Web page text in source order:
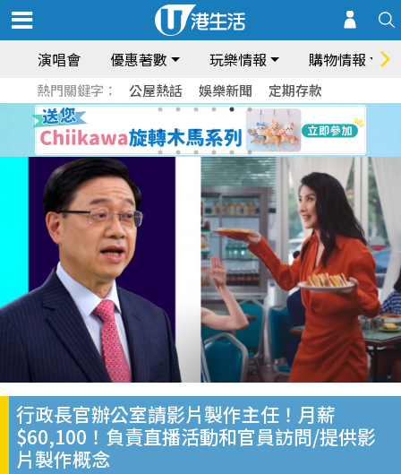
演唱會 優惠著數 玩樂情報 購物情報
熱門關鍵字： 公屋熱話 娛樂新聞 定期存款
行政長官辦公室請影片製作主任！月薪
$60,100！負責直播活動和官員訪問/提供影
片製作概念